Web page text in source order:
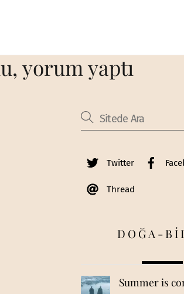
yorum yaptı
Twitter
Thread
DOĞA-
Summer is